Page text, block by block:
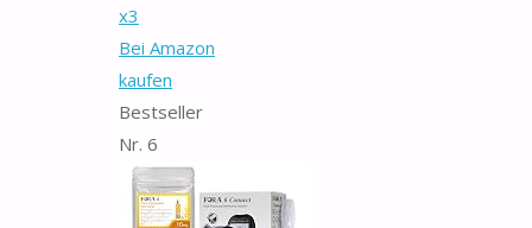
x3
Bei Amazon
kaufen
Bestseller
Nr. 6